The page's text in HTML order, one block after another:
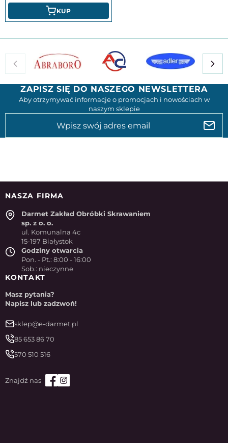
KUP
ZAPISZ SIĘ DO NASZEGO NEWSLETTERA
Aby otrzymywać informacje o promocjach i nowościach w
naszym sklepie
NASZA FIRMA
Darmet Zakład Obróbki Skrawaniem
sp. z o. o.
ul. Komunalna 4c
15-197 Białystok
Godziny otwarcia
Pon. - Pt.: 8:00 - 16:00
Sob.: nieczynne
KONTAKT
Masz pytania?
Napisz lub zadzwoń!
sklep@e-darmet.pl
85 653 86 70
570 510 516